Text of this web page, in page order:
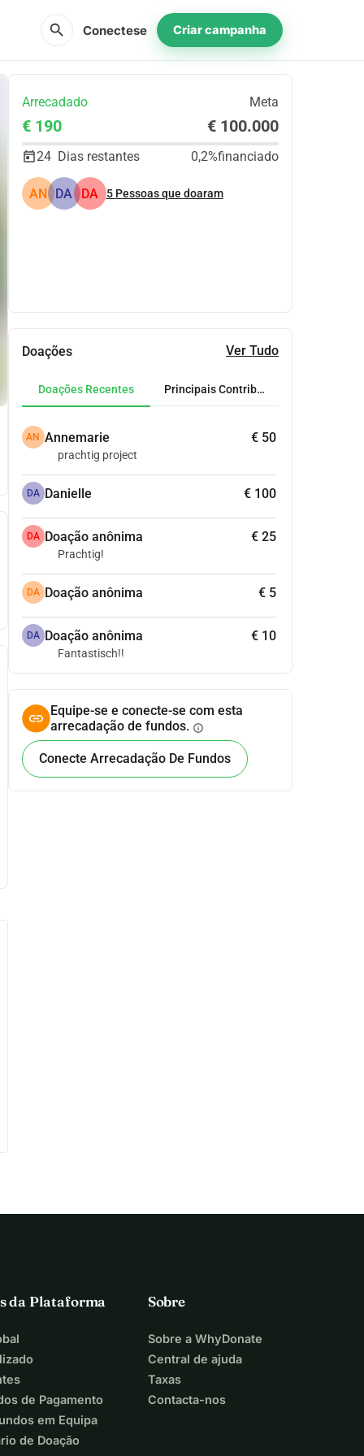
search Conectese Criar campanha
Arrecadado Meta
€ 190 € 100.000
24 Dias restantes 0,2%financiado
AN DA DA 5 Pessoas que doaram
Doações Ver Tudo
Doações Recentes Principais Contribuidores
AN Annemarie € 50
prachtig project
DA Danielle € 100
DA Doação anônima € 25
Prachtig!
DA Doação anônima € 5
DA Doação anônima € 10
Fantastisch!!
Equipe-se e conecte-se com esta
arrecadação de fundos. info
Conecte Arrecadação De Fundos
da Plataforma
de Pagamento
em Equipa
de Doação
Sobre
Sobre a WhyDonate
Central de ajuda
Taxas
Contacta-nos